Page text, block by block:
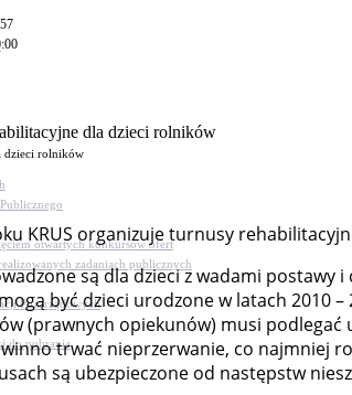
otwartych konkursów ofert
zadaniach publicznych
Pozarządowych
do pobrania
dzieci rolników
KRUS organizuje turnusy
są dla dzieci z wadami postawy
być dzieci urodzone w latach 2010 –
(prawnych opiekunów) musi podlegać
trwać nieprzerwanie, co najmniej
są ubezpieczone od następstw